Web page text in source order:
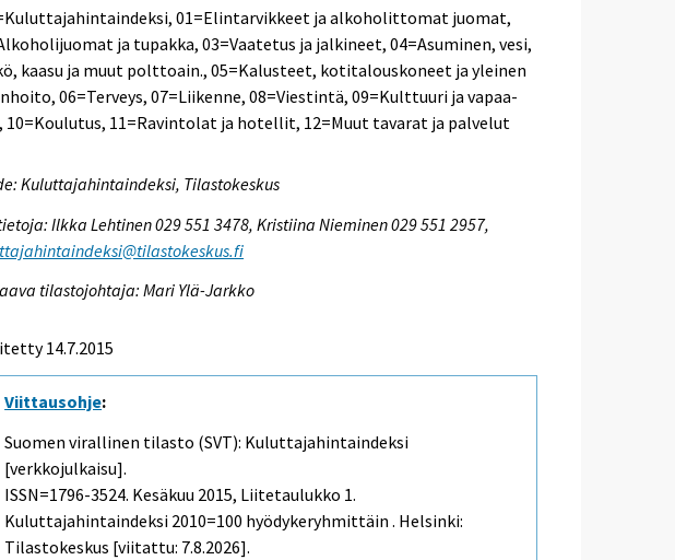
01=Elintarvikkeet ja alkoholittomat juomat,
ja tupakka, 03=Vaatetus ja jalkineet, 04=Asuminen, vesi,
kaasu ja muut polttoain., 05=Kalusteet, kotitalouskoneet ja yleinen
06=Terveys, 07=Liikenne, 08=Viestintä, 09=Kulttuuri ja vapaa-
10=Koulutus, 11=Ravintolat ja hotellit, 12=Muut tavarat ja palvelut
Kuluttajahintaindeksi, Tilastokeskus
Ilkka Lehtinen 029 551 3478, Kristiina Nieminen 029 551 2957,
tilastojohtaja: Mari Ylä-Jarkko
14.7.2015
Viittausohje:
Suomen virallinen tilasto (SVT): Kuluttajahintaindeksi
[verkkojulkaisu].
ISSN=1796-3524. Kesäkuu 2015, Liitetaulukko 1.
Kuluttajahintaindeksi 2010=100 hyödykeryhmittäin . Helsinki:
Tilastokeskus [viitattu: 7.8.2026].